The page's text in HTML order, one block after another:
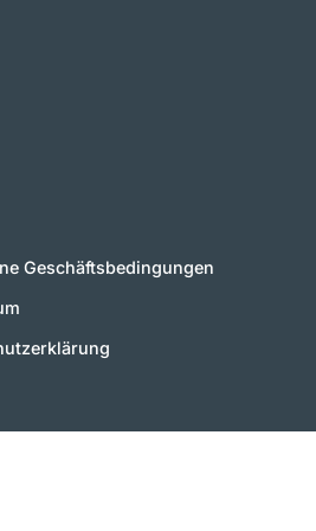
Geschäftsbedingungen